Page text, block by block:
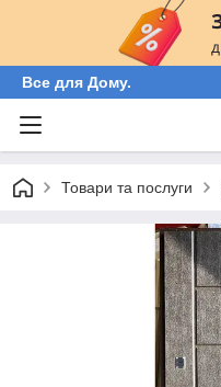
Все для Дому.
Товари та послуги